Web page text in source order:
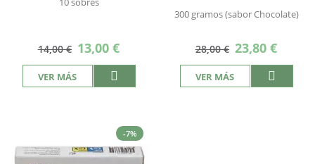
14,00 € Precio
especial
13,00 €
VER MÁS
300 gramos (sabor Chocolate)
28,00 € Precio
especial
23,80 €
VER MÁS
-7%